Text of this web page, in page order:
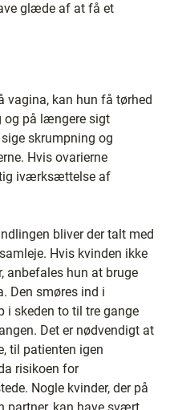
glæde af at få et
vagina, kan hun få tørhed
og på længere sigt
skrumpning og
Hvis ovarierne
iværksættelse af
bliver der talt med
Hvis kvinden ikke
anbefales hun at bruge
Den smøres ind i
i skeden to til tre gange
Det er nødvendigt at
til patienten igen
risikoen for
Nogle kvinder, der på